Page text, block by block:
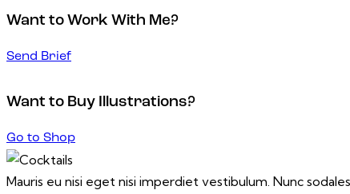
Want to Work With Me?
Send Brief
Want to Buy Illustrations?
Go to Shop
Mauris eu nisi eget nisi imperdiet vestibulum. Nunc